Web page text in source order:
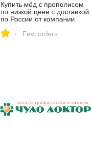
Купить мёд с прополисом
по низкой цене с доставкой
по России от компании
- Few orders